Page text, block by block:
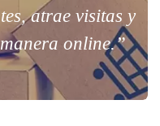
atrae visitas y
online.”